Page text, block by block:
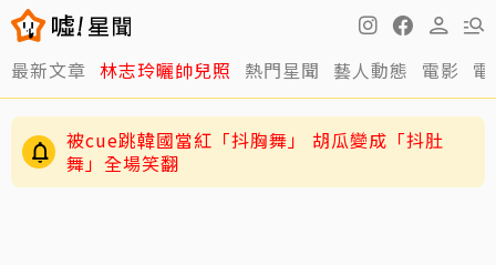
最新文章 林志玲曬帥兒照 熱門星聞 藝人動態 電影
被cue跳韓國當紅「抖胸舞」 胡瓜變成「抖肚
舞」全場笑翻